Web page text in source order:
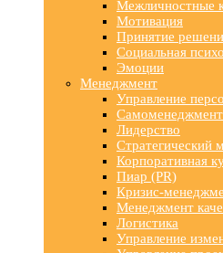
Межличностные
Мотивация
Принятие
Социальная
Эмоции
Менеджмент
Управление
Самоменеджмент
Лидерство
Стратегический
Корпоративная
Пиар (PR)
Кризис-
Менеджмент
Логистика
Управление